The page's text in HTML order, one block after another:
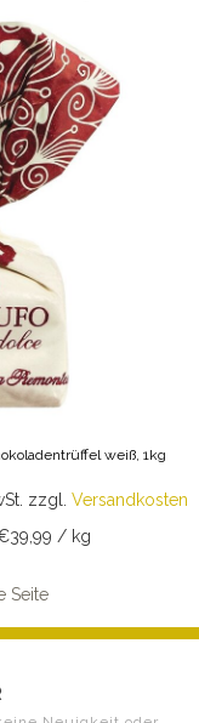
weiß, 1kg
zzgl. Versandkosten
/ kg
Seite